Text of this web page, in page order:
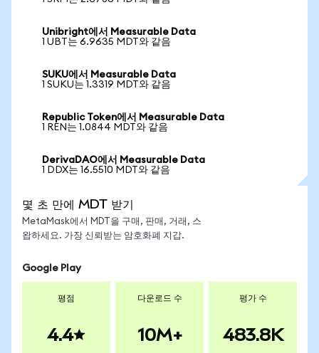
Unibright에서 Measurable Data
1 UBT는 6.9635 MDT와 같음
SUKU에서 Measurable Data
1 SUKU는 1.3319 MDT와 같음
Republic Token에서 Measurable Data
1 REN는 1.0844 MDT와 같음
DerivaDAO에서 Measurable Data
1 DDX는 16.5510 MDT와 같음
몇 초 만에 MDT 받기
MetaMask에서 MDT을 구매, 판매, 거래, 스
왑하세요. 가장 신뢰받는 암호화폐 지갑.
Google Play
평점
4.4
다운로드 수
10M+
평가 수
483.8K